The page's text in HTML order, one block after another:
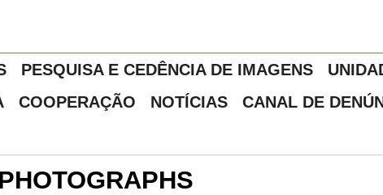
PESQUISA E CEDÊNCIA DE IMAGENS
COOPERAÇÃO NOTÍCIAS CANAL DE